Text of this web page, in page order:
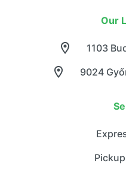
Our
9024
1103